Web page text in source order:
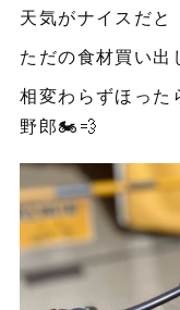
天気がナイスだと
ただの食材買い出
相変わらずほった
野郎🏍💨